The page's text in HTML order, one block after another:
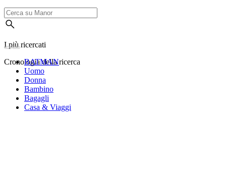
I più ricercati
Cronologia della ricerca
BATMAN
Uomo
Donna
Bambino
Bagagli
Casa & Viaggi